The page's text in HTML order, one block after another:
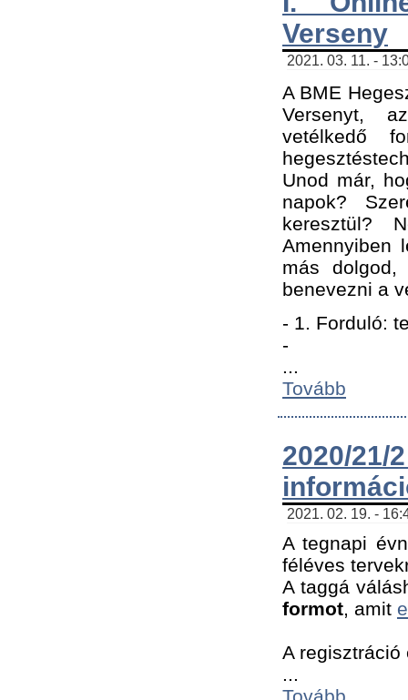
Verseny
2021. 03. 11. -
A BME
Versenyt,
vetélkedő
Unod már,
napok?
keresztül?
Amennyiben
más
benevezni a
- 1. Forduló:
-
...
Tovább
2020/
2021. 02. 19. -
A tegnapi
féléves
A taggá
formot, amit
A
...